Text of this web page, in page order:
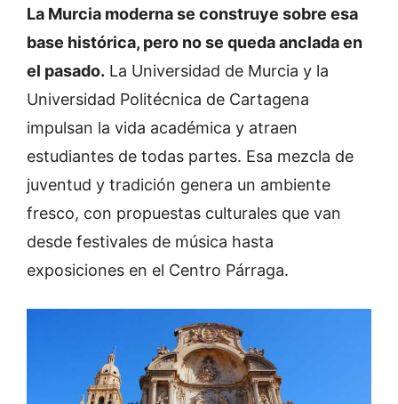
La Murcia moderna se construye sobre esa
base histórica, pero no se queda anclada en
el pasado. La Universidad de Murcia y la
Universidad Politécnica de Cartagena
impulsan la vida académica y atraen
estudiantes de todas partes. Esa mezcla de
juventud y tradición genera un ambiente
fresco, con propuestas culturales que van
desde festivales de música hasta
exposiciones en el Centro Párraga.